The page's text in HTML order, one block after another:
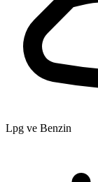
Lpg ve Benzin